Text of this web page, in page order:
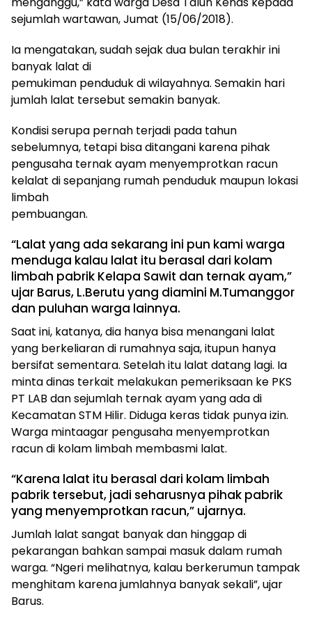
sejumlah wartawan, Jumat (15/06/2018).
Ia mengatakan, sudah sejak dua bulan terakhir ini
banyak lalat di
pemukiman penduduk di wilayahnya. Semakin hari
jumlah lalat tersebut semakin banyak.
Kondisi serupa pernah terjadi pada tahun
sebelumnya, tetapi bisa ditangani karena pihak
pengusaha ternak ayam menyemprotkan racun
kelalat di sepanjang rumah penduduk maupun lokasi
limbah
pembuangan.
“Lalat yang ada sekarang ini pun kami warga
menduga kalau lalat itu berasal dari kolam
limbah pabrik Kelapa Sawit dan ternak ayam,”
ujar Barus, L.Berutu yang diamini M.Tumanggor
dan puluhan warga lainnya.
Saat ini, katanya, dia hanya bisa menangani lalat
yang berkeliaran di rumahnya saja, itupun hanya
bersifat sementara. Setelah itu lalat datang lagi. Ia
minta dinas terkait melakukan pemeriksaan ke PKS
PT LAB dan sejumlah ternak ayam yang ada di
Kecamatan STM Hilir. Diduga keras tidak punya izin.
Warga mintaagar pengusaha menyemprotkan
racun di kolam limbah membasmi lalat.
“Karena lalat itu berasal dari kolam limbah
pabrik tersebut, jadi seharusnya pihak pabrik
yang menyemprotkan racun,” ujarnya.
Jumlah lalat sangat banyak dan hinggap di
pekarangan bahkan sampai masuk dalam rumah
warga. “Ngeri melihatnya, kalau berkerumun tampak
menghitam karena jumlahnya banyak sekali”, ujar
Barus.